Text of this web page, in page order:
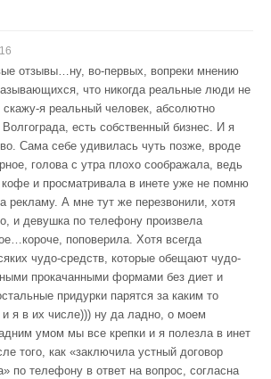
отзывы…ну, во-первых, вопреки мнению
что никогда реальные люди не
я реальный человек, абсолютно
есть собственный бизнес. И я
Сама себе удивилась чуть позже, вроде
голова с утра плохо соображала, ведь
и просматривала в инете уже не помню
рекламу. А мне тут же перезвонили, хотя
и девушка по телефону произвела
поповерила. Хотя всегда
чудо-средств, которые обещают чудо-
прокачанными формами без диет и
придурки парятся за каким то
я в их числе))) ну да ладно, о моем
умом мы все крепки и я полезла в инет
того, как «заключила устный договор
по телефону в ответ на вопрос, согласна